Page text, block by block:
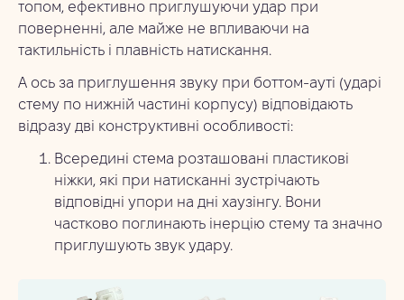
топом, ефективно приглушуючи удар при
поверненні, але майже не впливаючи на
тактильність і плавність натискання.
А ось за приглушення звуку при боттом-ауті (ударі
стему по нижній частині корпусу) відповідають
відразу дві конструктивні особливості:
Всередині стема розташовані пластикові
ніжки, які при натисканні зустрічають
відповідні упори на дні хаузінгу. Вони
частково поглинають інерцію стему та значно
приглушують звук удару.